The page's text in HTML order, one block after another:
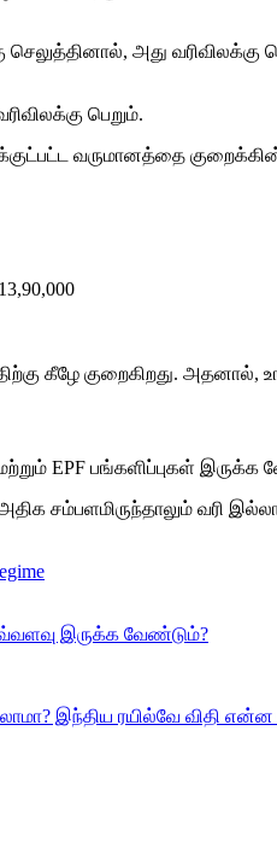
அது வரிவிலக்கு
பெறும்.
வருமானத்தை
கீழே குறைகிறது.
EPF பங்களிப்புகள்
சம்பளமிருந்தாலும் வரி
இருக்க வேண்டும்?
இந்திய ரயில்வே விதி என்ன